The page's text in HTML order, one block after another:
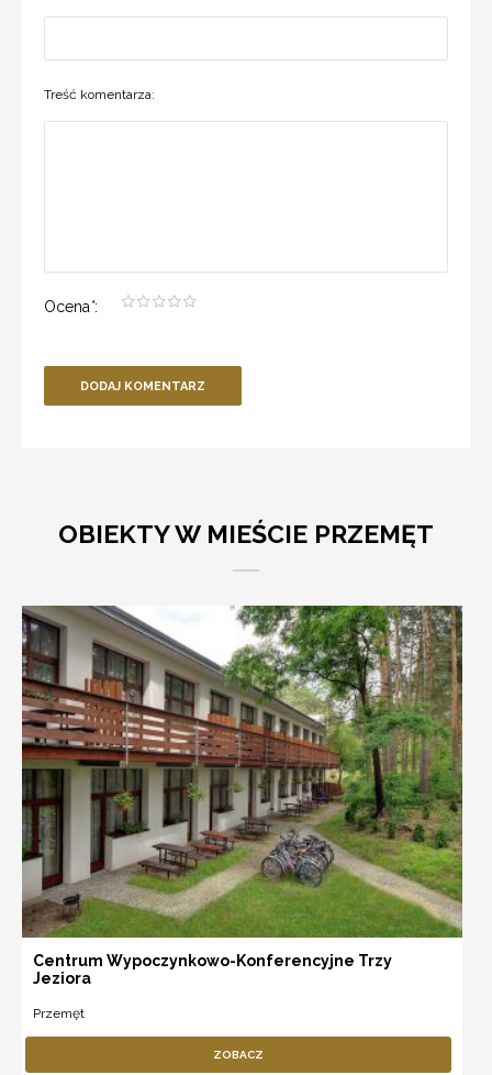
Treść komentarza:
Ocena*:
DODAJ KOMENTARZ
OBIEKTY W MIEŚCIE PRZEMĘT
Centrum Wypoczynkowo-Konferencyjne Trzy
Jeziora
Przemęt
ZOBACZ